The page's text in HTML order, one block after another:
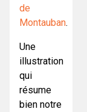
de
Montauban.
Une
illustration
qui
résume
bien notre